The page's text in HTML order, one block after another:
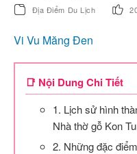
Địa Điểm Du Lịch
Vi Vu Măng Đen
📑 Nội Dung Chi Tiết
1. Lịch sử hình
Nhà thờ gỗ Kon
2. Những đặc